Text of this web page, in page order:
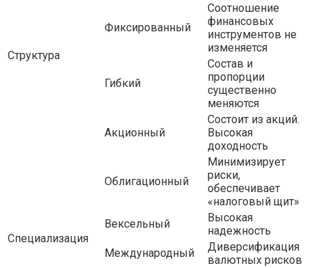
Структура
Фиксированный
Соотношение
финансовых
инструментов не
изменяется
Гибкий
Состав и
пропорции
существенно
меняются
Специализация
Акционный
Состоит из акций.
Высокая
доходность
Облигационный
Минимизирует
риски,
обеспечивает
«налоговый щит»
Вексельный
Высокая
надежность
Международный
Диверсификация
валютных рисков